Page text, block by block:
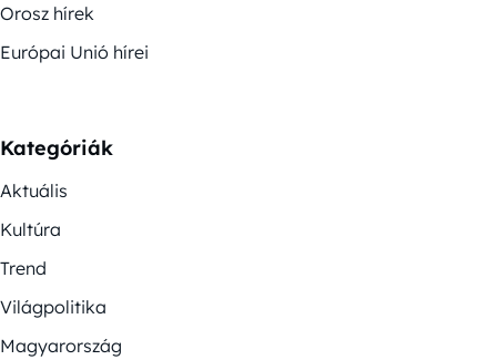
Orosz hírek
Európai Unió hírei
Kategóriák
Aktuális
Kultúra
Trend
Világpolitika
Magyarország